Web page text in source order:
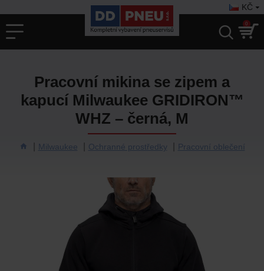
KČ
0
Milwaukee Ochranné prostředky Pracovní oblečení
Pracovní mikina se zipem a
kapucí Milwaukee GRIDIRON™
WHZ – černá, M